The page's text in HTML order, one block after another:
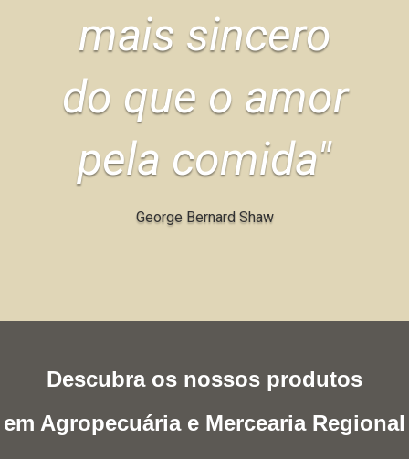
mais sincero
do que o amor
pela comida"
George Bernard Shaw
Descubra os nossos produtos
em Agropecuária e Mercearia Regional